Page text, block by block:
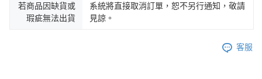
若商品因缺貨或
瑕疵無法出貨
系統將直接取消訂單，恕不另行通知，敬請
見諒。
客服